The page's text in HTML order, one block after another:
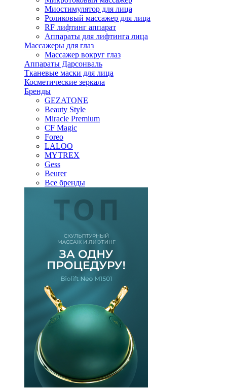
Миостимулятор для лица
Роликовый массажер для лица
RF лифтинг аппарат
Аппараты для лифтинга лица
Массажеры для глаз
Массажер вокруг глаз
Аппараты Дарсонваль
Тканевые маски для лица
Косметические зеркала
Бренды
GEZATONE
Beauty Style
Miracle Premium
CF Magic
Foreo
LALOO
MYTREX
Gess
Beurer
Все бренды